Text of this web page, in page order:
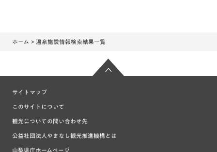
ホーム > 温泉施設情報検索結果一覧
サイトマップ
このサイトについて
観光についての問い合わせ先
公益社団法人やまなし観光推進機構とは
山梨県庁ホームページ